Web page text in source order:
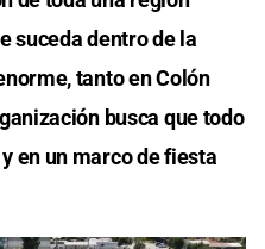
suceda dentro de la
tanto en Colón
busca que todo
en un marco de fiesta